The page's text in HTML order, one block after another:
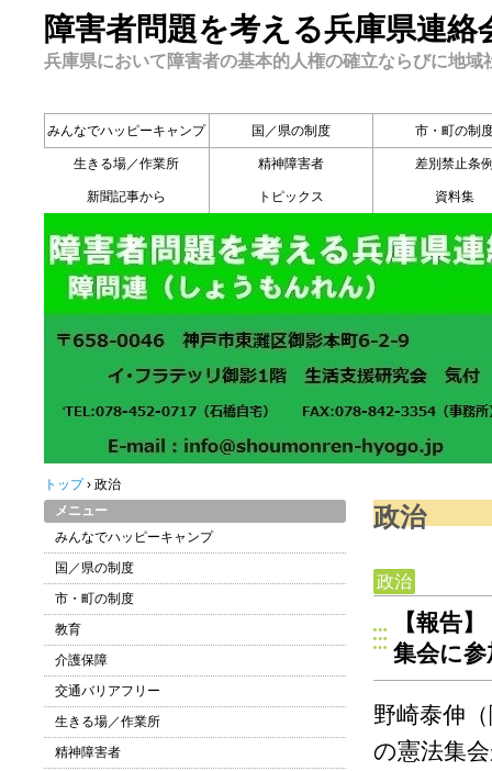
障害者問題を考える兵庫県連
兵庫県において障害者の基本的人権の確立ならびに地
みんなでハッピーキャンプ 国／県の制度 市・町の制
生きる場／作業所 精神障害者 差別禁止条
新聞記事から トピックス 資料集
トップ› 政治
政治
政治
【報告
集会に
野崎泰伸
の憲法集
メニュー
みんなでハッピーキャンプ
国／県の制度
市・町の制度
教育
介護保障
交通バリアフリー
生きる場／作業所
精神障害者